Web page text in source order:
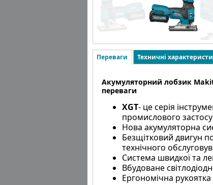
Переваги Техничні
Акумуляторний лобзик
переваги
XGT- це серія
промислового
Нова акумуляторна
Безщітковий двигун
технічного
Система швидкої та
Вбудоване
Ергономічна рукоятка